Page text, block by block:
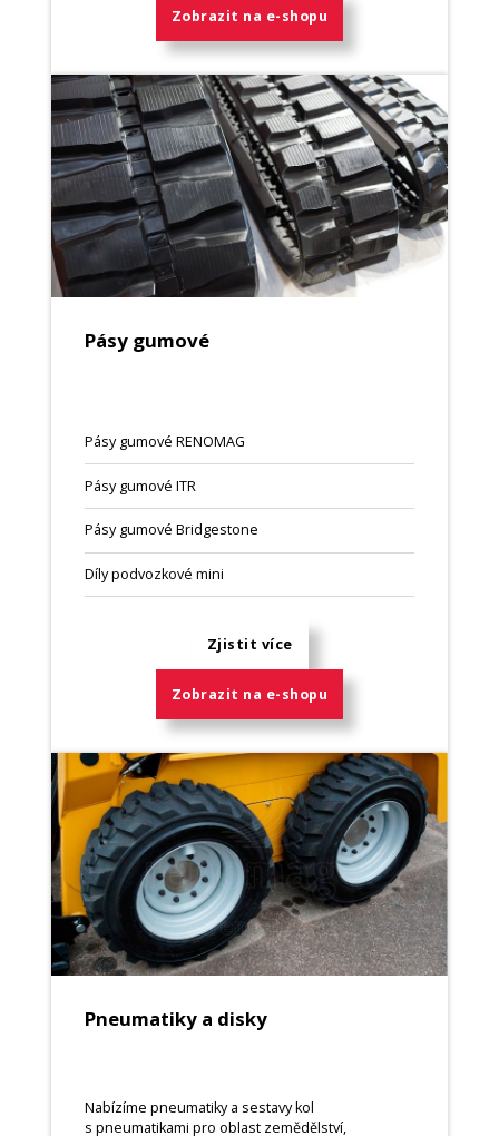
Zobrazit na e-shopu
Pásy gumové
Pásy gumové RENOMAG
Pásy gumové ITR
Pásy gumové Bridgestone
Díly podvozkové mini
Zjistit více
Zobrazit na e-shopu
Pneumatiky a disky
Nabízíme pneumatiky a sestavy kol
s pneumatikami pro oblast zemědělství,